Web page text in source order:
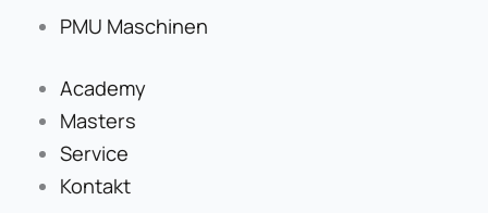
PMU Maschinen
Academy
Masters
Service
Kontakt